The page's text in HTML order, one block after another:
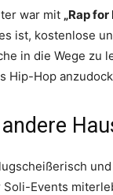
war mit „Rap
ist, kostenlose
in die Wege zu
Hip-Hop
andere
Soli-Events